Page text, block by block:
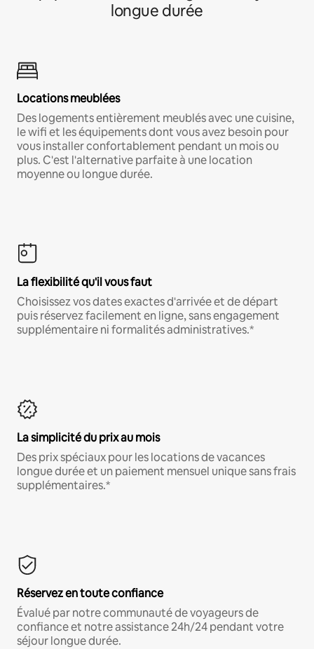
longue durée
Locations meublées
Des logements entièrement meublés avec une cuisine,
le wifi et les équipements dont vous avez besoin pour
vous installer confortablement pendant un mois ou
plus. C'est l'alternative parfaite à une location
moyenne ou longue durée.
La flexibilité qu'il vous faut
Choisissez vos dates exactes d'arrivée et de départ
puis réservez facilement en ligne, sans engagement
supplémentaire ni formalités administratives.*
La simplicité du prix au mois
Des prix spéciaux pour les locations de vacances
longue durée et un paiement mensuel unique sans frais
supplémentaires.*
Réservez en toute confiance
Évalué par notre communauté de voyageurs de
confiance et notre assistance 24h/24 pendant votre
séjour longue durée.